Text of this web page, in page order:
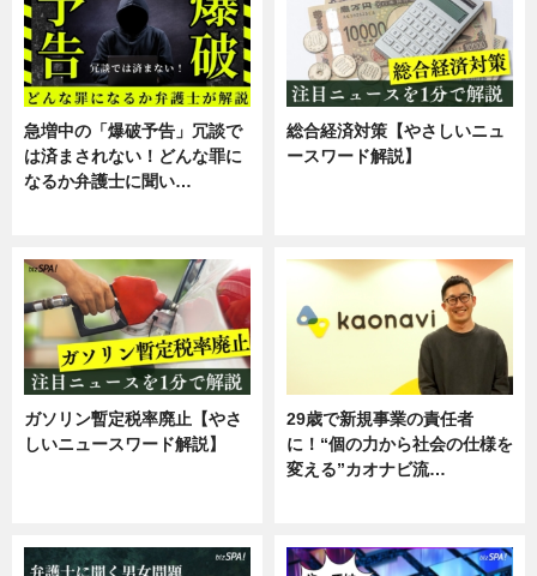
急増中の「爆破予告」冗談で
は済まされない！どんな罪に
なるか弁護士に聞い…
総合経済対策【やさしいニュ
ースワード解説】
ガソリン暫定税率廃止【やさ
しいニュースワード解説】
29歳で新規事業の責任者
に！“個の力から社会の仕様を
変える”カオナビ流…